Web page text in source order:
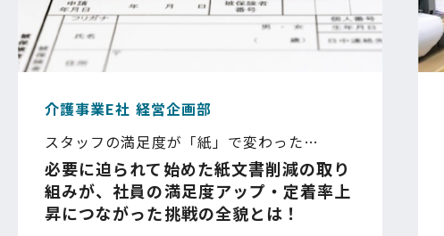
介護事業E社 経営企画部
スタッフの満足度が「紙」で変わった…
必要に迫られて始めた紙文書削減の取り
組みが、社員の満足度アップ・定着率上
昇につながった挑戦の全貌とは！